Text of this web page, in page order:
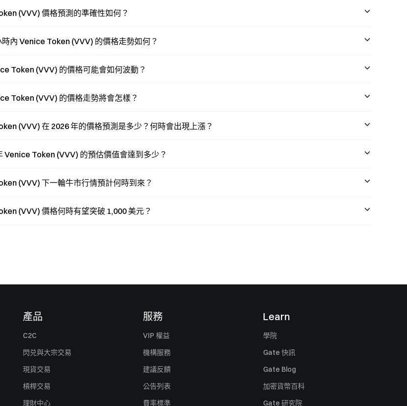
(VVV) 價格預測的準確性如何？
時內 Venice Token (VVV) 的價格走勢如何？
Token (VVV) 的價格可能會如何波動？
Token (VVV) 的價格走勢將會怎樣？
(VVV) 在 2026 年的價格預測是多少？何時會出現上漲？
Venice Token (VVV) 的預估價值會達到多少？
(VVV) 下一輪牛市行情預計何時到來？
(VVV) 價格何時有望突破 1,000 美元？
產品
C2C
閃兑與大宗交易
現貨交易
槓桿交易
理財中心
服務
VIP 權益
機構服務
建議反饋
公告列表
費率標準
Learn
學院
Gate 快訊
Gate Blog
加密貨幣百科
Gate 研究院